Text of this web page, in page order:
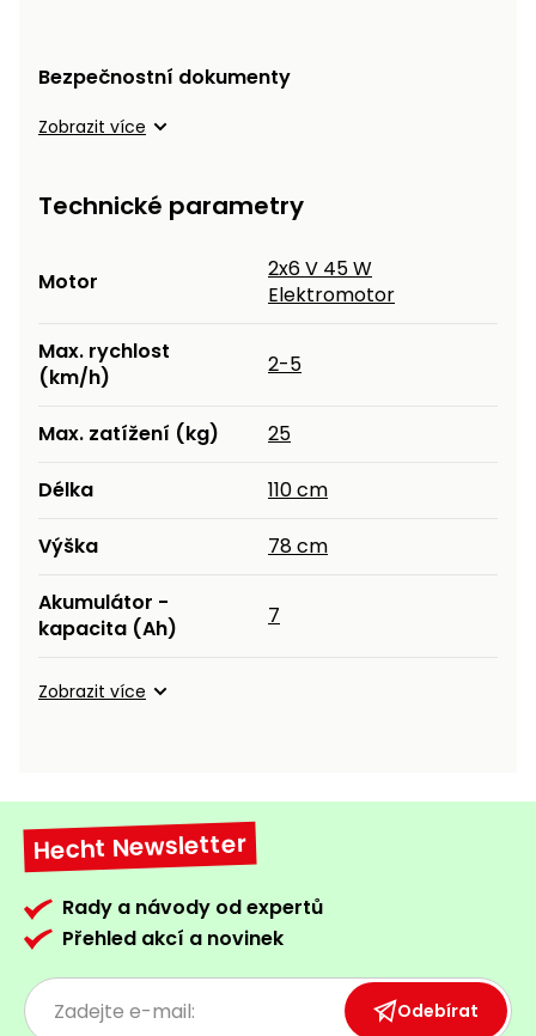
Bezpečnostní dokumenty
Zobrazit více
Technické parametry
Motor
2x6 V 45 W
Elektromotor
Max. rychlost
(km/h)
2-5
Max. zatížení (kg) 25
Délka 110 cm
Výška 78 cm
Akumulátor -
kapacita (Ah)
7
Zobrazit více
Hecht Newsletter
Rady a návody od expertů
Přehled akcí a novinek
Odebírat